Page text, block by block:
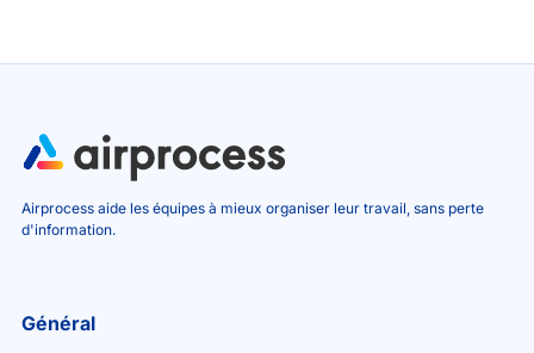
Airprocess aide les équipes à mieux organiser leur travail, sans perte
d'information.
Général